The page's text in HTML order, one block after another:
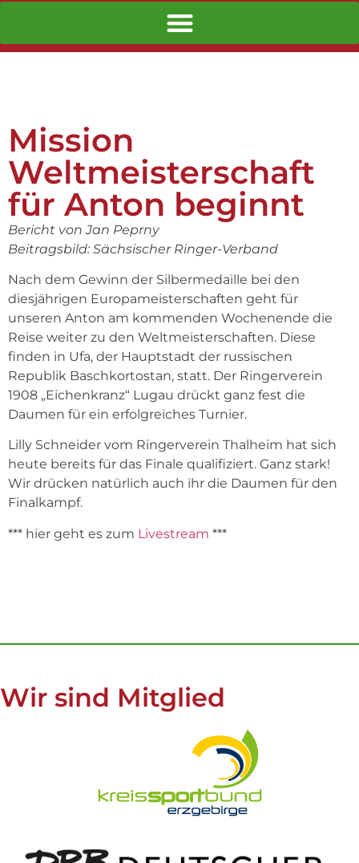
Mission
Weltmeisterschaft
für Anton beginnt
Bericht von Jan Peprny
Beitragsbild: Sächsischer Ringer-Verband
Nach dem Gewinn der Silbermedaille bei den
diesjährigen Europameisterschaften geht für
unseren Anton am kommenden Wochenende die
Reise weiter zu den Weltmeisterschaften. Diese
finden in Ufa, der Hauptstadt der russischen
Republik Baschkortostan, statt. Der Ringerverein
1908 „Eichenkranz“ Lugau drückt ganz fest die
Daumen für ein erfolgreiches Turnier.
Lilly Schneider vom Ringerverein Thalheim hat sich
heute bereits für das Finale qualifiziert. Ganz stark!
Wir drücken natürlich auch ihr die Daumen für den
Finalkampf.
*** hier geht es zum Livestream ***
Wir sind Mitglied